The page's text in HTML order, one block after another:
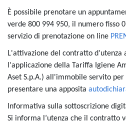
È possibile prenotare un
verde 800 994 950, il numero fisso
servizio di prenotazione on line
L'attivazione del contratto d'utenza
l'applicazione della Tariffa Igiene
Aset S.p.A.) all'immobile servito per
presentare una apposita
Informativa sulla sottoscrizione
Si informa l’utenza che il contratto